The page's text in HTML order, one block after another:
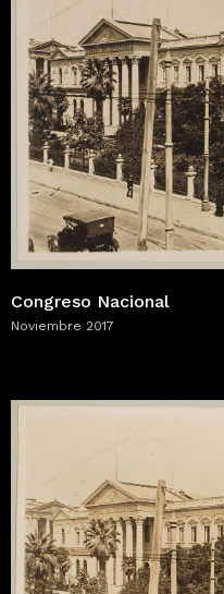
Congreso Nacional
Noviembre 2017